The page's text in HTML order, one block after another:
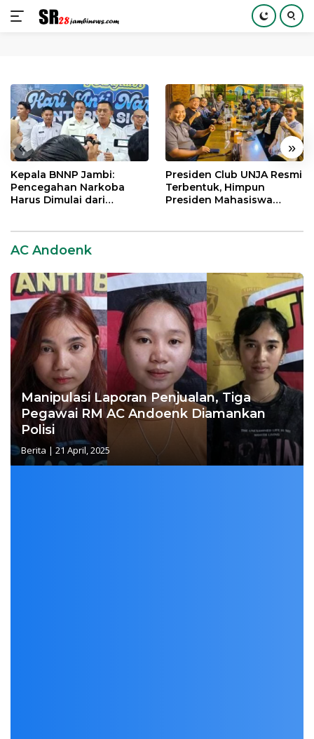
konten
« »
Kepala BNNP Jambi:
Pencegahan Narkoba
Harus Dimulai dari
Presiden Club UNJA Resmi
Terbentuk, Himpun
Presiden Mahasiswa
AC Andoenk
Manipulasi Laporan Penjualan, Tiga
Pegawai RM AC Andoenk Diamankan
Polisi
Berita | 21 April, 2025